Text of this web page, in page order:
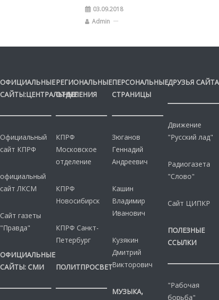
03.09.2018
Admin
ОФИЦИАЛЬНЫЕ
САЙТЫ:ЦЕНТРАЛЬНЫЕ
Официальный
сайт КПРФ
официальный
сайт ЛКСМ
Сайт газеты
"Правда"
ОФИЦИАЛЬНЫЕ
САЙТЫ: СМИ
РЕГИОНАЛЬНЫЕ
ОТДЕЛЕНИЯ
КПРФ
Московское
отделение
КПРФ
Новосибирск
КПРФ Санкт-
Петербург
ПОЛИТПРОСВЕТ
ПЕРСОНАЛЬНЫЕ
СТРАНИЦЫ
Зюганов
Геннадий
Андреевич
Кашин
Владимир
Иванович
Кузякин
Дмитрий
Викторович
МУЗЫКА,
ДРУЗЬЯ САЙТА
Движение
"Русский лад"
Радиогазета
"Слово"
Сайт ЦИПКР
ПОЛЕЗНЫЕ
ССЫЛКИ
"Рабочая
борьба"